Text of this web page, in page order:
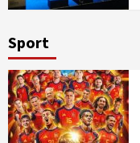
Sport